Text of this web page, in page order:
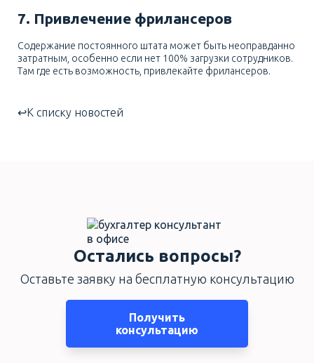
7. Привлечение фрилансеров
Содержание постоянного штата может быть неоправданно
затратным, особенно если нет 100% загрузки сотрудников.
Там где есть возможность, привлекайте фрилансеров.
К списку новостей
Остались вопросы?
Оставьте заявку на бесплатную консультацию
Получить
консультацию